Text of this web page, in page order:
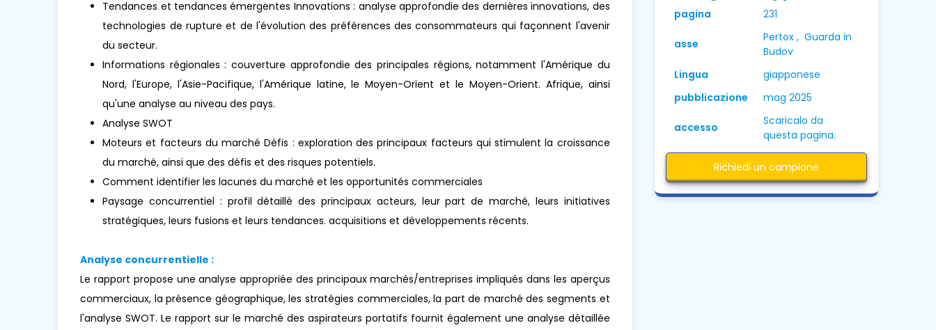
Tendances et tendances émergentes Innovations : analyse approfondie des dernières innovations, des
technologies de rupture et de l'évolution des préférences des consommateurs qui façonnent l'avenir
du secteur.
Informations régionales : couverture approfondie des principales régions, notamment l'Amérique du
Nord, l'Europe, l'Asie-Pacifique, l'Amérique latine, le Moyen-Orient et le Moyen-Orient. Afrique, ainsi
qu'une analyse au niveau des pays.
Analyse SWOT
Moteurs et facteurs du marché Défis : exploration des principaux facteurs qui stimulent la croissance
du marché, ainsi que des défis et des risques potentiels.
Comment identifier les lacunes du marché et les opportunités commerciales
Paysage concurrentiel : profil détaillé des principaux acteurs, leur part de marché, leurs initiatives
stratégiques, leurs fusions et leurs tendances. acquisitions et développements récents.
Analyse concurrentielle :
Le rapport propose une analyse appropriée des principaux marchés/entreprises impliqués dans les aperçus
commerciaux, la présence géographique, les stratégies commerciales, la part de marché des segments et
l'analyse SWOT. Le rapport sur le marché des aspirateurs portatifs fournit également une analyse détaillée
pagina 231
asse
Pertox , Guarda in
Budov
Lingua
giapponese
pubblicazione
mag 2025
accesso
Scaricalo da
questa pagina.
Richiedi un campione